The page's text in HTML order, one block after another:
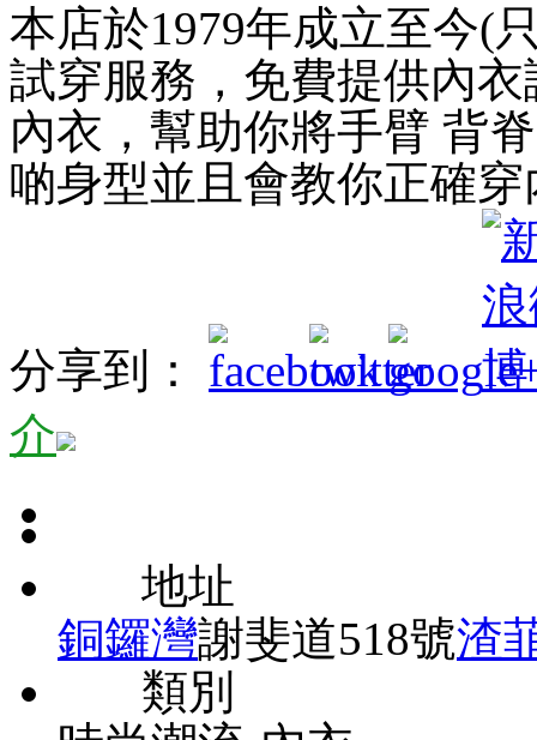
本店於1979年成立至今(
試穿服務，免費提供內
內衣，幫助你將手臂 背
啲身型並且會教你正確
分享到：
介
地址
銅鑼灣謝斐道518號渣
類別